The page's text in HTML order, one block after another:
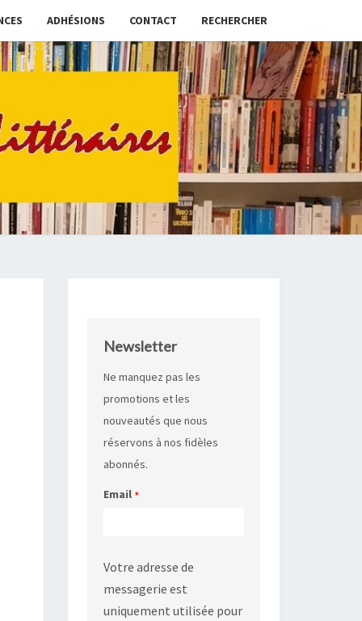
ADHÉSIONS CONTACT RECHERCHER
Newsletter
Ne manquez pas les
promotions et les
nouveautés que nous
réservons à nos fidèles
abonnés.
Email*
Votre adresse de
messagerie est
uniquement utilisée pour